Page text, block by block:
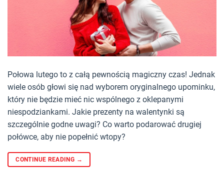
Połowa lutego to z całą pewnością magiczny czas! Jednak
wiele osób głowi się nad wyborem oryginalnego upominku,
który nie będzie mieć nic wspólnego z oklepanymi
niespodziankami. Jakie prezenty na walentynki są
szczególnie godne uwagi? Co warto podarować drugiej
połówce, aby nie popełnić wtopy?
CONTINUE READING →